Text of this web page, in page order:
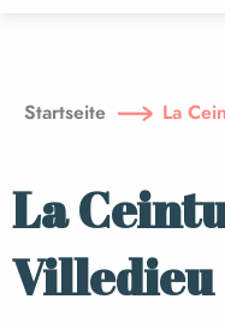
principal
Startseite La
La
Villedieu